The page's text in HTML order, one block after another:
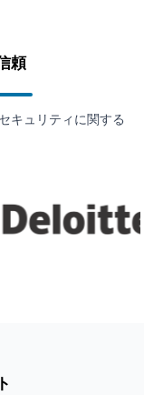
頼
キュリティに関する